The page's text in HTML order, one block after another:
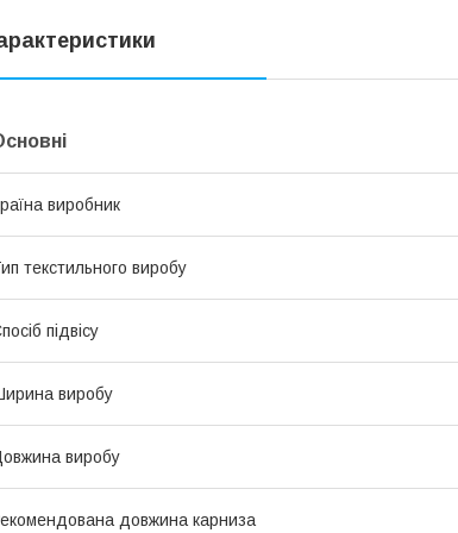
виробник
текстильного виробу
підвісу
виробу
виробу
довжина карниза